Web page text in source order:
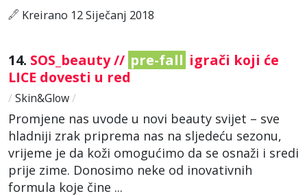
Kreirano 12 Siječanj 2018
14. SOS_beauty // pre-fall igrači koji će
LICE dovesti u red
/ Skin&Glow/
Promjene nas uvode u novi beauty svijet – sve
hladniji zrak priprema nas na sljedeću sezonu,
vrijeme je da koži omogućimo da se osnaži i sredi
prije zime. Donosimo neke od inovativnih
formula koje čine ...